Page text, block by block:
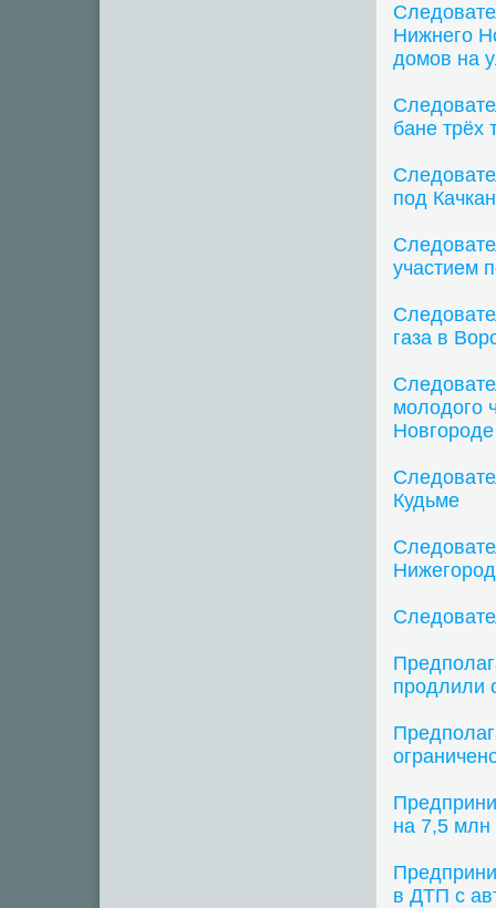
Нижнего
домов на
бане трёх
под
участием
газа в
молодого
Новгороде
Кудьме
продлили
на 7,5 млн
в ДТП с